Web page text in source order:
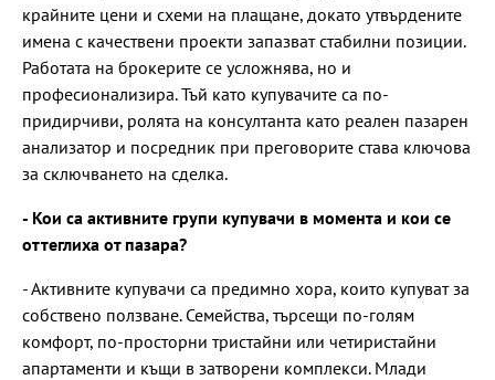
крайните цени и схеми на плащане, докато утвърдените
имена с качествени проекти запазват стабилни позиции.
Работата на брокерите се усложнява, но и
професионализира. Тъй като купувачите са по-
придирчиви, ролята на консултанта като реален пазарен
анализатор и посредник при преговорите става ключова
за сключването на сделка.
- Кои са активните групи купувачи в момента и кои се
оттеглиха от пазара?
- Активните купувачи са предимно хора, които купуват за
собствено ползване. Семейства, търсещи по-голям
комфорт, по-просторни тристайни или четиристайни
апартаменти и къщи в затворени комплекси. Млади